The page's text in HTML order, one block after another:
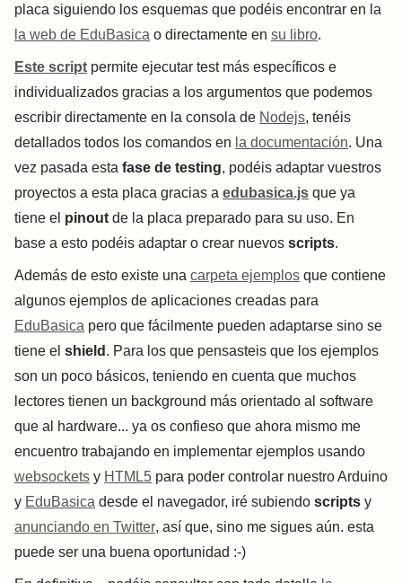
placa siguiendo los esquemas que podéis encontrar en la
la web de EduBasica o directamente en su libro.
Este script permite ejecutar test más específicos e
individualizados gracias a los argumentos que podemos
escribir directamente en la consola de Nodejs, tenéis
detallados todos los comandos en la documentación. Una
vez pasada esta fase de testing, podéis adaptar vuestros
proyectos a esta placa gracias a edubasica.js que ya
tiene el pinout de la placa preparado para su uso. En
base a esto podéis adaptar o crear nuevos scripts.
Además de esto existe una carpeta ejemplos que contiene
algunos ejemplos de aplicaciones creadas para
EduBasica pero que fácilmente pueden adaptarse sino se
tiene el shield . Para los que pensasteis que los ejemplos
son un poco básicos, teniendo en cuenta que muchos
lectores tienen un background más orientado al software
que al hardware... ya os confieso que ahora mismo me
encuentro trabajando en implementar ejemplos usando
websockets y HTML5 para poder controlar nuestro Arduino
y EduBasica desde el navegador, iré subiendo scripts y
anunciando en Twitter, así que, sino me sigues aún. esta
puede ser una buena oportunidad :-)